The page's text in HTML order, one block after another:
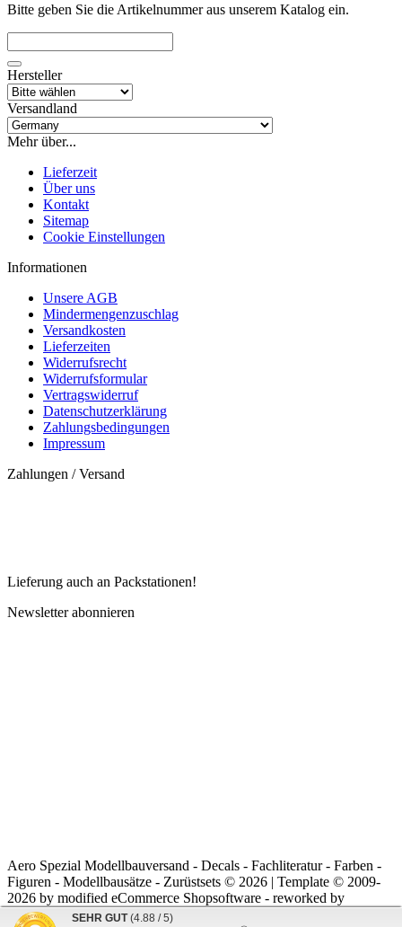
Bitte geben Sie die Artikelnummer aus unserem Katalog ein.
Hersteller
Versandland
Mehr über...
Lieferzeit
Über uns
Kontakt
Sitemap
Cookie Einstellungen
Informationen
Unsere AGB
Mindermengenzuschlag
Versandkosten
Lieferzeiten
Widerrufsrecht
Widerrufsformular
Vertragswiderruf
Datenschutzerklärung
Zahlungsbedingungen
Impressum
Zahlungen / Versand
Lieferung auch an Packstationen!
Newsletter abonnieren
Aero Spezial Modellbauversand - Decals - Fachliteratur - Farben -
Figuren - Modellbausätze - Zurüstsets © 2026 | Template © 2009-
2026 by modified eCommerce Shopsoftware - reworked by
noRiddle
SEHR GUT (4.88 / 5)